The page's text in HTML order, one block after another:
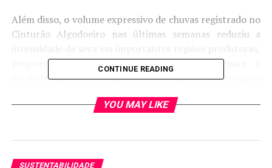
Além disso, o volume expressivo de chuvas registrado no
Cinturão Algodoeiro nas últimas semanas reduziu a
proporcionando condições mais favoráveis para o
estabelecimento da cultura. No entanto, a produção
essas condições permaneçam favoráveis, o aumento da
CONTINUE READING
YOU MAY LIKE
SUSTENTABILIDADE